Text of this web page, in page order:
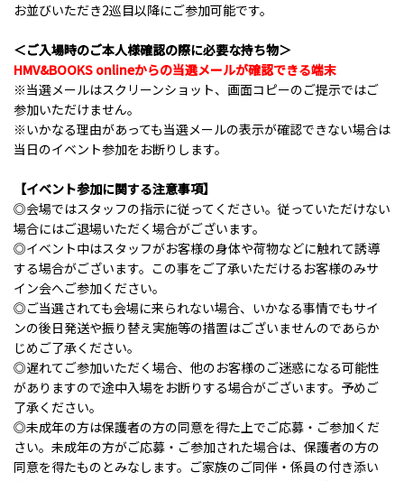
お並びいただき2巡目以降にご参加可能です。
＜ご入場時のご本人様確認の際に必要な持ち物＞
HMV&BOOKS onlineからの当選メールが確認できる端末
※当選メールはスクリーンショット、画面コピーのご提示ではご
参加いただけません。
※いかなる理由があっても当選メールの表示が確認できない場合は
当日のイベント参加をお断りします。
【イベント参加に関する注意事項】
◎会場ではスタッフの指示に従ってください。従っていただけない
場合にはご退場いただく場合がございます。
◎イベント中はスタッフがお客様の身体や荷物などに触れて誘導
する場合がございます。この事をご了承いただけるお客様のみサ
イン会へご参加ください。
◎ご当選されても会場に来られない場合、いかなる事情でもサイ
ンの後日発送や振り替え実施等の措置はございませんのであらか
じめご了承ください。
◎遅れてご参加いただく場合、他のお客様のご迷惑になる可能性
がありますので途中入場をお断りする場合がございます。予めご
了承ください。
◎未成年の方は保護者の方の同意を得た上でご応募・ご参加くだ
さい。未成年の方がご応募・ご参加された場合は、保護者の方の
同意を得たものとみなします。ご家族のご同伴・係員の付き添い